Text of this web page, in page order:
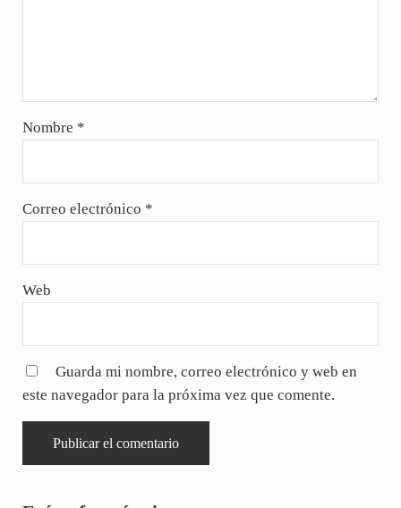
Nombre *
Correo electrónico *
Web
Guarda mi nombre, correo electrónico y web en
este navegador para la próxima vez que comente.